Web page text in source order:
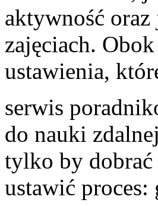
aktywność oraz
zajęciach.
ustawienia,
serwis
do nauki
tylko by dobrać
ustawić proces: